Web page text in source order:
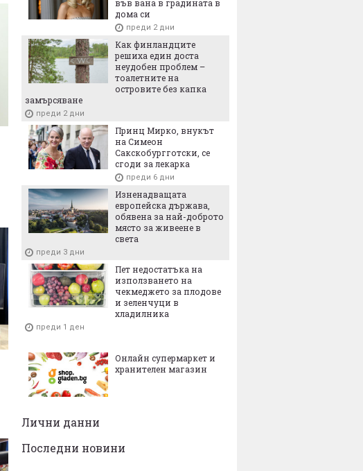
във вана в градината в
дома си
преди 2 дни
Как финландците
решиха един доста
неудобен проблем –
тоалетните на
островите без капка
замърсяване
преди 2 дни
Принц Мирко, внукът
на Симеон
Сакскобургготски, се
сгоди за лекарка
преди 6 дни
Изненадващата
европейска държава,
обявена за най-доброто
място за живеене в
света
преди 3 дни
Пет недостатъка на
използването на
чекмеджето за плодове
и зеленчуци в
хладилника
преди 1 ден
Онлайн супермаркет и
хранителен магазин
Лични данни
Последни новини